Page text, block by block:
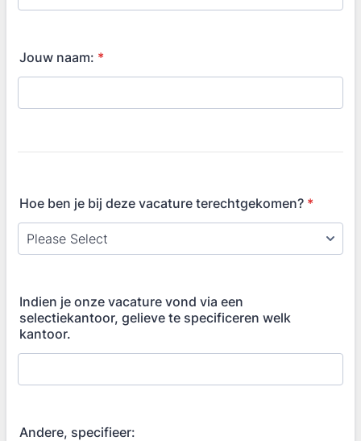
Jouw naam: *
Hoe ben je bij deze vacature terechtgekomen? *
Indien je onze vacature vond via een
selectiekantoor, gelieve te specificeren welk
kantoor.
Andere, specifieer: